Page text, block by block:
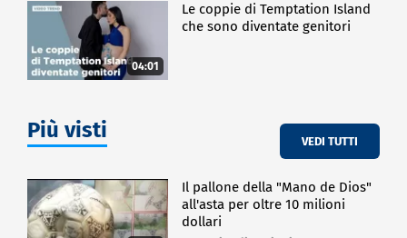
04:01
Le coppie di Temptation Island
che sono diventate genitori
Più visti VEDI TUTTI
Il pallone della "Mano de Dios"
all'asta per oltre 10 milioni
dollari